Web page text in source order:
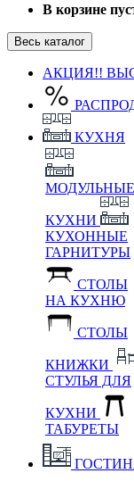
В корзине
Весь каталог
АКЦИЯ!!
КУХНЯ
МОДУЛЬНЫЕ
КУХНИ
КУХОННЫЕ
ГАРНИТУРЫ
СТОЛЫ
НА КУХНЮ
СТОЛЫ
КНИЖКИ
СТУЛЬЯ ДЛЯ
КУХНИ
ТАБУРЕТЫ